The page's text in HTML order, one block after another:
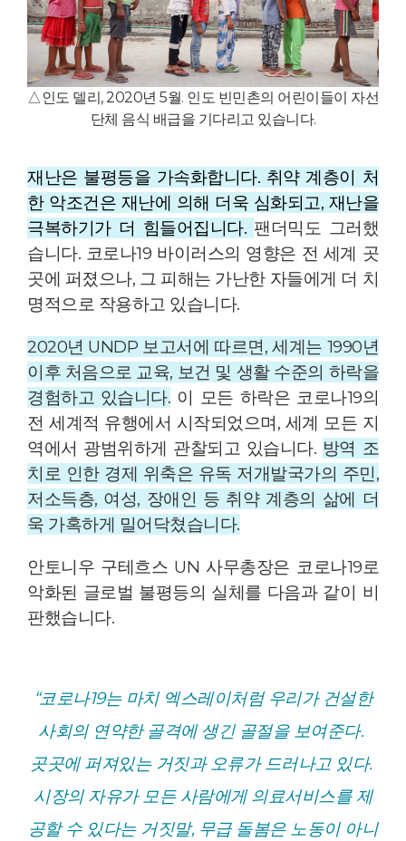
△인도 델리, 2020년 5월. 인도 빈민촌의 어린이들이 자선
단체 음식 배급을 기다리고 있습니다.
재난은 불평등을 가속화합니다. 취약 계층이 처
한 악조건은 재난에 의해 더욱 심화되고, 재난을
극복하기가 더 힘들어집니다. 팬더믹도 그러했
습니다. 코로나19 바이러스의 영향은 전 세계 곳
곳에 퍼졌으나, 그 피해는 가난한 자들에게 더 치
명적으로 작용하고 있습니다.
2020년 UNDP 보고서에 따르면, 세계는 1990년
이후 처음으로 교육, 보건 및 생활 수준의 하락을
경험하고 있습니다. 이 모든 하락은 코로나19의
전 세계적 유행에서 시작되었으며, 세계 모든 지
역에서 광범위하게 관찰되고 있습니다. 방역 조
치로 인한 경제 위축은 유독 저개발국가의 주민,
저소득층, 여성, 장애인 등 취약 계층의 삶에 더
욱 가혹하게 밀어닥쳤습니다.
안토니우 구테흐스 UN 사무총장은 코로나19로
악화된 글로벌 불평등의 실체를 다음과 같이 비
판했습니다.
“코로나19는 마치 엑스레이처럼 우리가 건설한
사회의 연약한 골격에 생긴 골절을 보여준다.
곳곳에 퍼져있는 거짓과 오류가 드러나고 있다.
시장의 자유가 모든 사람에게 의료서비스를 제
공할 수 있다는 거짓말, 무급 돌봄은 노동이 아니